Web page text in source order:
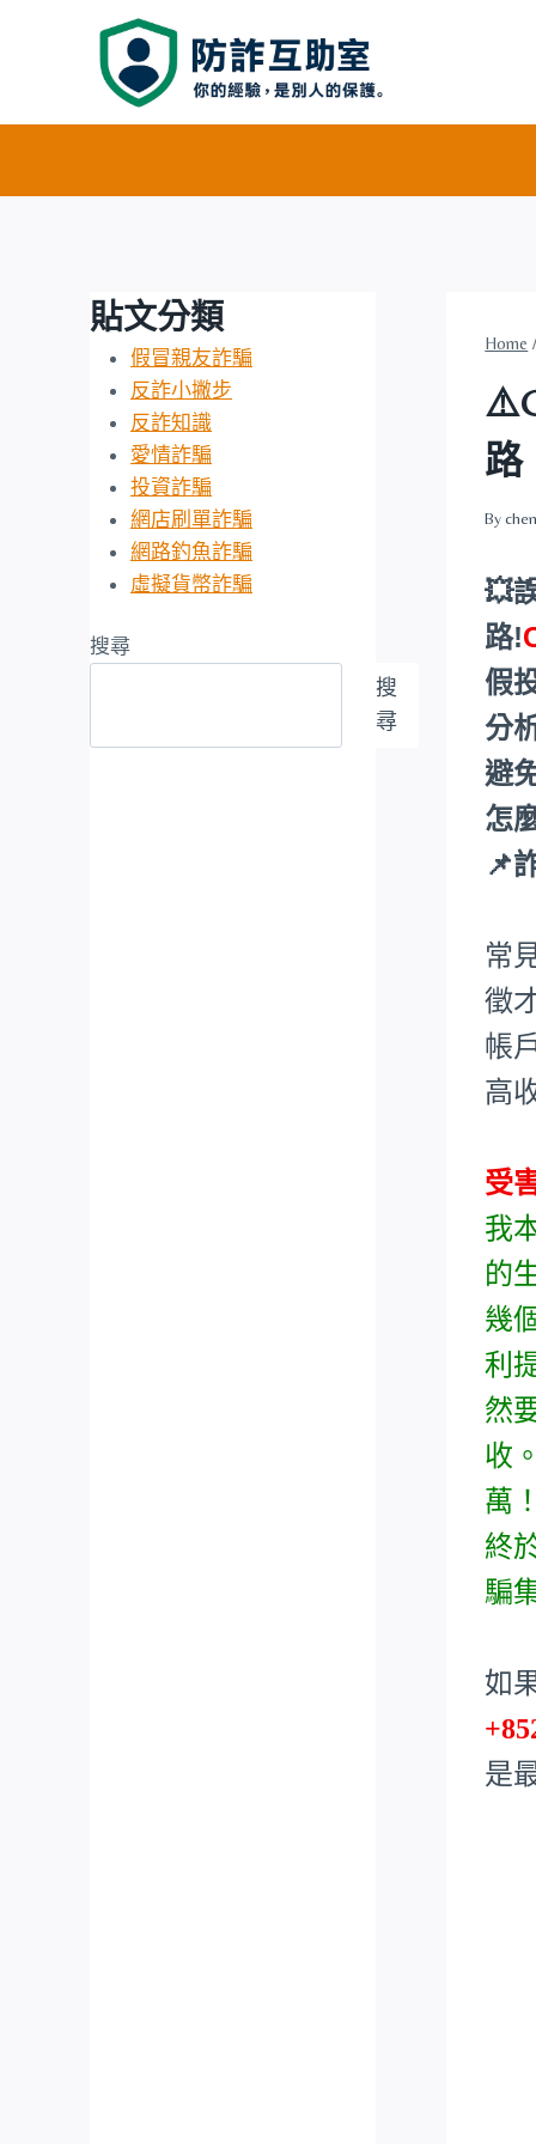
Home
路
By
💥
路!
假
分
避
怎
📌
常
徵
帳
高
受
我
的
幾
利
然
收
萬
終
騙
如
是
貼文分類
假冒親友詐騙
反詐小撇步
反詐知識
愛情詐騙
投資詐騙
網店刷單詐騙
網路釣魚詐騙
虛擬貨幣詐騙
搜尋
搜
尋